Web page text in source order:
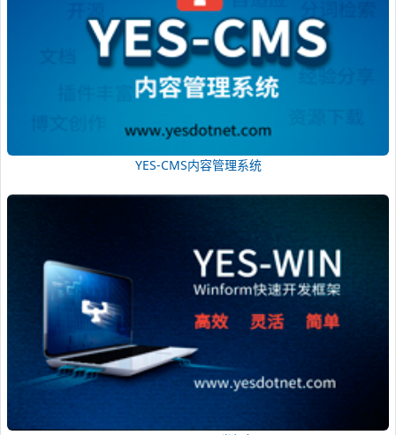
YES-CMS内容管理系统